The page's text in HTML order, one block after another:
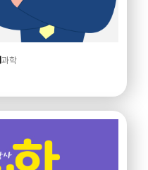
과학